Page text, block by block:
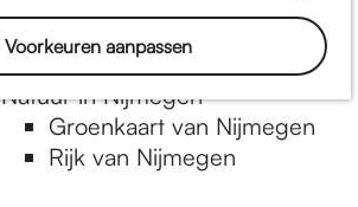
Voorkeuren aanpassen
Penning
Natuur in Nijmegen
Groenkaart van Nijmegen
Rijk van Nijmegen